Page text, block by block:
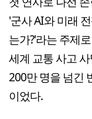
'군사 AI와 미래
는가?'라는 주제
세계 교통 사고
200만 명을 넘긴
이었다.